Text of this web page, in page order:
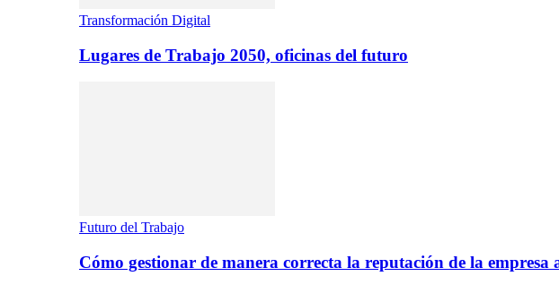
Transformación Digital
Lugares de Trabajo 2050, oficinas del futuro
Futuro del Trabajo
Cómo gestionar de manera correcta la reputación de la